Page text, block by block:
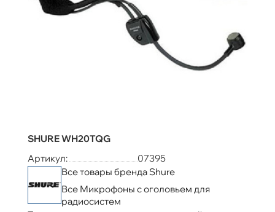
SHURE WH20TQG
Артикул:
07395
Все товары бренда Shure
Все Микрофоны с оголовьем для
радиосистем